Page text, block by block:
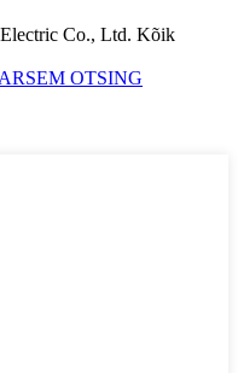
Co., Ltd. Kõik
OTSING